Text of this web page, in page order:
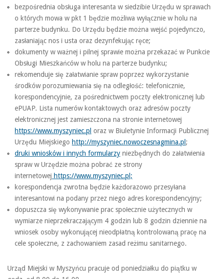
bezpośrednia obsługa interesanta w siedzibie Urzędu w sprawach
o których mowa w pkt 1 będzie możliwa wyłącznie w holu na
parterze budynku. Do Urzędu będzie można wejść pojedynczo,
zasłaniając nos i usta oraz dezynfekując ręce;
dokumenty w ważnej i pilnej sprawie można przekazać w Punkcie
Obsługi Mieszkańców w holu na parterze budynku;
rekomenduje się załatwianie spraw poprzez wykorzystanie
środków porozumiewania się na odległość: telefonicznie,
korespondencyjnie, za pośrednictwem poczty elektronicznej lub
ePUAP. Lista numerów kontaktowych oraz adresów poczty
elektronicznej jest zamieszczona na stronie internetowej
https://www.myszyniec.pl oraz w Biuletynie Informacji Publicznej
Urzędu Miejskiego http://myszyniec.nowoczesnagmina.pl ;
druki wniosków i innych formularzy niezbędnych do załatwienia
spraw w Urzędzie można pobrać ze strony
internetowej https://www.myszyniec.pl;
korespondencja zwrotna będzie każdorazowo przesyłana
interesantowi na podany przez niego adres korespondencyjny;
dopuszcza się wykonywanie prac społecznie użytecznych w
wymiarze nieprzekraczającym 4 godzin lub 8 godzin dziennie na
wniosek osoby wykonującej nieodpłatną kontrolowaną pracę na
cele społeczne, z zachowaniem zasad reżimu sanitarnego.
Urząd Miejski w Myszyńcu pracuje od poniedziałku do piątku w